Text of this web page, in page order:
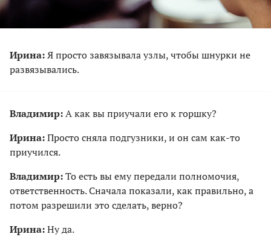
Ирина:Я просто завязывала узлы, чтобы шнурки не
развязывались.
Владимир:А как вы приучали его к горшку?
Ирина:Просто сняла подгузники, и он сам как-то
приучился.
Владимир:То есть вы ему передали полномочия,
ответственность. Сначала показали, как правильно, а
потом разрешили это сделать, верно?
Ирина:Ну да.